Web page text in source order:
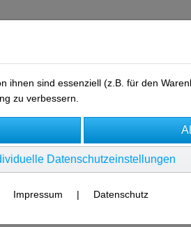
ihnen sind essenziell (z.B. für den
zu verbessern.
Datenschutzeinstellungen
Impressum | Datenschutz